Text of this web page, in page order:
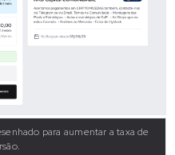
para aumentar a taxa de